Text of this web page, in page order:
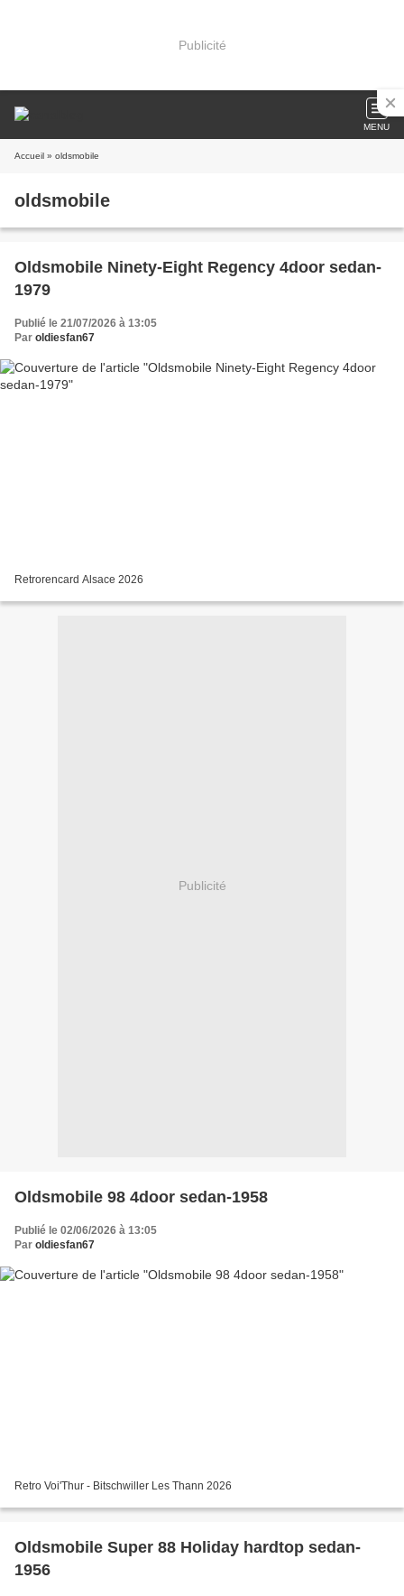
Publicité
MENU
Accueil » oldsmobile
oldsmobile
Oldsmobile Ninety-Eight Regency 4door sedan-
1979
Publié le 21/07/2026 à 13:05
Par oldiesfan67
Retrorencard Alsace 2026
Publicité
Oldsmobile 98 4door sedan-1958
Publié le 02/06/2026 à 13:05
Par oldiesfan67
Retro Voi'Thur - Bitschwiller Les Thann 2026
Oldsmobile Super 88 Holiday hardtop sedan-
1956